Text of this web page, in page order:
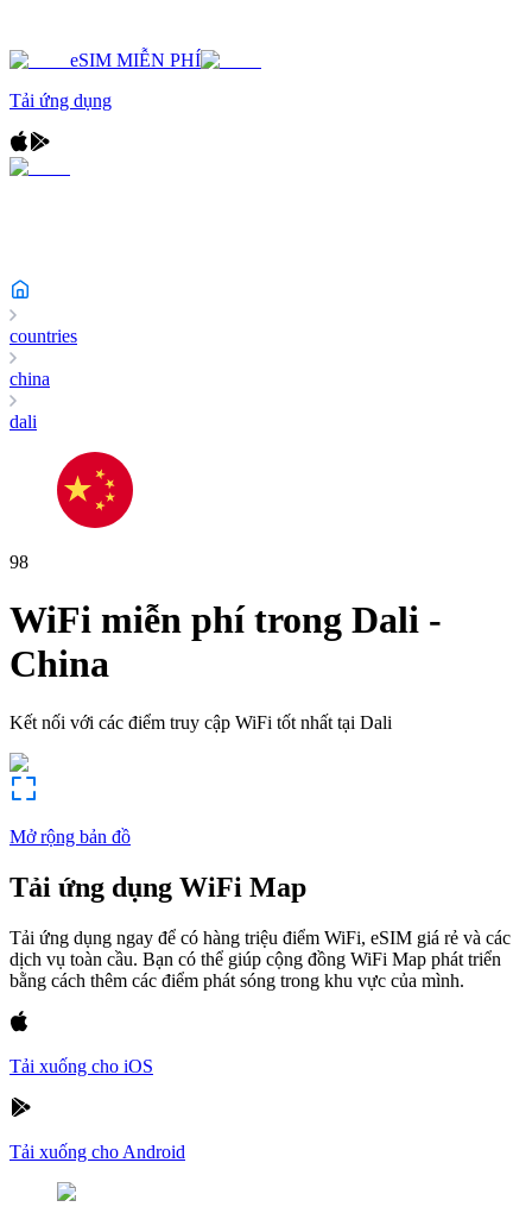
eSIM MIỄN PHÍ
Tải ứng dụng
countries
china
dali
98
WiFi miễn phí trong Dali -
China
Kết nối với các điểm truy cập WiFi tốt nhất tại Dali
Mở rộng bản đồ
Tải ứng dụng WiFi Map
Tải ứng dụng ngay để có hàng triệu điểm WiFi, eSIM giá rẻ và các
dịch vụ toàn cầu. Bạn có thể giúp cộng đồng WiFi Map phát triển
bằng cách thêm các điểm phát sóng trong khu vực của mình.
Tải xuống cho iOS
Tải xuống cho Android